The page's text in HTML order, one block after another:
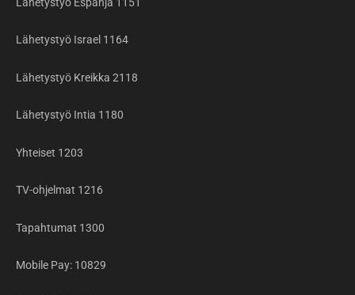
Lähetystyö Israel 1164
Lähetystyö Kreikka 2118
Lähetystyö Intia 1180
Yhteiset 1203
TV-ohjelmat 1216
Tapahtumat 1300
Mobile Pay: 10829